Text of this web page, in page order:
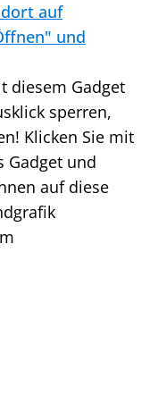
auf
und
diesem Gadget
sperren,
Klicken Sie mit
Gadget und
auf diese